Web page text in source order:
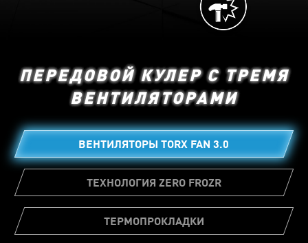
ПЕРЕДОВОЙ КУЛЕР С ТРЕМЯ
ВЕНТИЛЯТОРАМИ
ВЕНТИЛЯТОРЫ TORX FAN 3.0
ТЕХНОЛОГИЯ ZERO FROZR
ТЕРМОПРОКЛАДКИ